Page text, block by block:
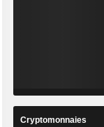
60,5
Cryptomonnaies